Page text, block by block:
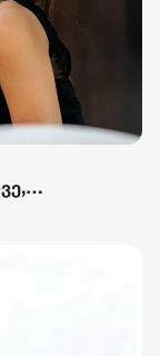
მოძრაობა“